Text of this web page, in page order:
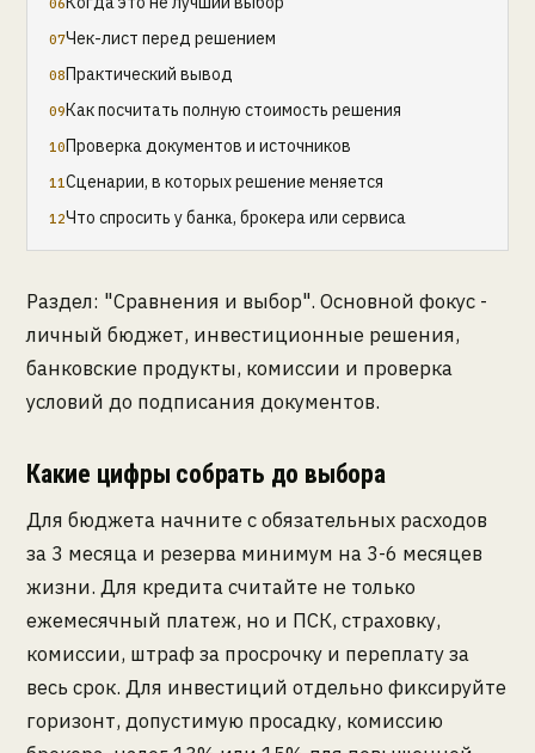
Чек-лист перед решением
Практический вывод
Как посчитать полную стоимость решения
Проверка документов и источников
Сценарии, в которых решение меняется
Что спросить у банка, брокера или сервиса
Раздел: "Сравнения и выбор". Основной фокус -
личный бюджет, инвестиционные решения,
банковские продукты, комиссии и проверка
условий до подписания документов.
Какие цифры собрать до выбора
Для бюджета начните с обязательных расходов
за 3 месяца и резерва минимум на 3-6 месяцев
жизни. Для кредита считайте не только
ежемесячный платеж, но и ПСК, страховку,
комиссии, штраф за просрочку и переплату за
весь срок. Для инвестиций отдельно фиксируйте
горизонт, допустимую просадку, комиссию